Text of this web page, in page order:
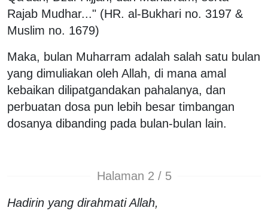
Rajab Mudhar..." (HR. al-Bukhari no. 3197 &
Muslim no. 1679)
Maka, bulan Muharram adalah salah satu bulan
yang dimuliakan oleh Allah, di mana amal
kebaikan dilipatgandakan pahalanya, dan
perbuatan dosa pun lebih besar timbangan
dosanya dibanding pada bulan-bulan lain.
Halaman 2 / 5
Hadirin yang dirahmati Allah,